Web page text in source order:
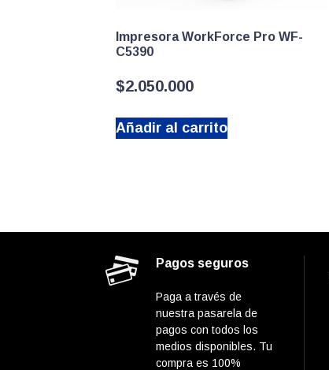
Impresora WorkForce Pro WF-
C5390
$2.050.000
Añadir al carrito
Pagos seguros
Paga a través de
nuestra pasarela de
pagos con todos los
medios disponibles. Tu
compra es 100%